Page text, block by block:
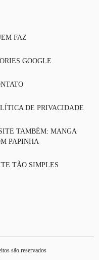
FAZ
GOOGLE
DE PRIVACIDADE
TAMBÉM: MANGA
PAPINHA
TÃO SIMPLES
são reservados